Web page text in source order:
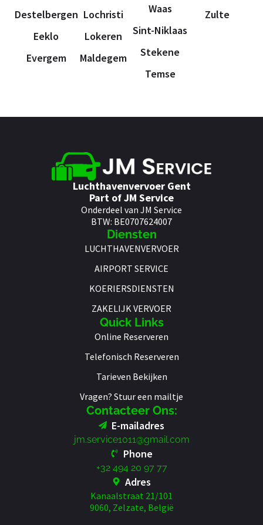
Destelbergen
Eeklo
Evergem
Lochristi
Lokeren
Maldegem
Waas
Sint-Niklaas
Stekene
Temse
Zulte
Luchthavenvervoer Gent
Part of JM Service
Onderdeel van JM Service
BTW: BE0707624007
Diensten
LUCHTHAVENVERVOER
AIRPORT SERVICE
KOERIERSDIENSTEN
ZAKELIJK VERVOER
Quick Links
Online Reserveren
Telefonisch Reserveren
Tarieven Bekijken
Vragen? Stuur een mailtje
Contacteer Ons:
E-mailadres
jm.service1011@gmail.com
Phone
+32 494 20 97 77
Adres
Kanaalstraat 21/101
9060, Zelzate, België